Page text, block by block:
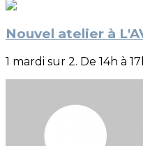
Nouvel atelier à
1 mardi sur 2. De 14h à